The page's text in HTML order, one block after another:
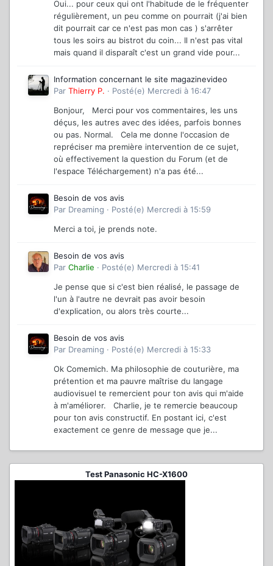
Oui... pour ceux qui ont l'habitude de le fréquenter
régulièrement, un peu comme on pourrait (j'ai bien
dit pourrait car ce n'est pas mon cas ) s'arrêter
tous les soirs au bistrot du coin... Il n'est pas vital
mais quand il disparaît c'est un grand vide pour...
Information concernant le site magazinevideo
Par Thierry P. · Posté(e) Mercredi à 16:47
Bonjour, Merci pour vos commentaires, les uns
déçus, les autres avec des idées, parfois bonnes
ou pas. Normal. Cela me donne l'occasion de
repréciser ma première intervention de ce sujet,
où effectivement la question du Forum (et de
l'espace Téléchargement) n'a pas été...
Besoin de vos avis
Par Dreaming · Posté(e) Mercredi à 15:59
Merci a toi, je prends note.
Besoin de vos avis
Par Charlie · Posté(e) Mercredi à 15:41
Je pense que si c'est bien réalisé, le passage de
l'un à l'autre ne devrait pas avoir besoin
d'explication, ou alors très courte...
Besoin de vos avis
Par Dreaming · Posté(e) Mercredi à 15:33
Ok Comemich. Ma philosophie de couturière, ma
prétention et ma pauvre maîtrise du langage
audiovisuel te remercient pour ton avis qui m'aide
à m'améliorer. Charlie, je te remercie beaucoup
pour ton avis constructif. En postant ici, c'est
exactement ce genre de message que je...
Test Panasonic HC-X1600